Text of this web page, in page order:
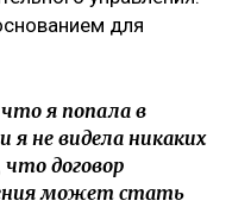
для
я попала в
не видела никаких
договор
может стать